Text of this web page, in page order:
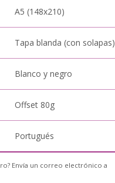
A5 (148x210)
Tapa blanda (con solapas)
Blanco y negro
Offset 80g
Portugués
Envía un correo electrónico a